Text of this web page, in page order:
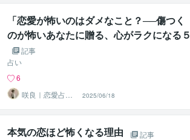
「恋愛が怖いのはダメなこと？──傷つく
のが怖いあなたに贈る、心がラクになる５
つの言葉」
記事
占い
6
咲良｜恋愛占い
心導師
2025/06/18
本気の恋ほど怖くなる理由
記事